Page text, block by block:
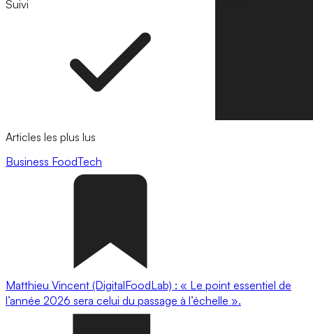
Suivi
Articles les plus lus
Business FoodTech
Matthieu Vincent (DigitalFoodLab) : « Le point essentiel de
l’année 2026 sera celui du passage à l’échelle ».